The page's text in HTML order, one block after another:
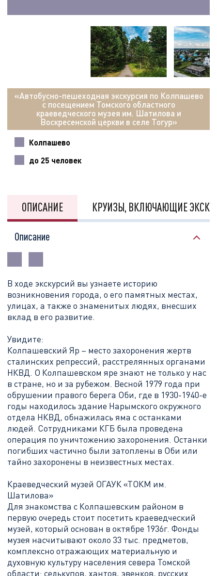
«Автобусно-пешеходная экскурсия по Колпашево
с посещением Томского областного
краеведческого музея им. Шатилова и
Воскресенской церкви в селе Тогур»
Колпашево
до 25 человек
ОПИСАНИЕ КРУИЗЫ, ВКЛЮЧАЮЩИЕ
Описание
В ходе экскурсий вы узнаете историю
возникновения города, о его памятных местах,
улицах, а также о знаменитых людях, внесших
вклад в его развитие.
Увидите:
Колпашевский Яр – место захоронения жертв
сталинских репрессий, расстрелянных органами
НКВД. О Колпашевском яре знают не только у нас
в стране, но и за рубежом. Весной 1979 года при
обрушении правого берега Оби, где в 1930-1940-е
годы находилось здание Нарымского окружного
отдела НКВД, обнажилась яма с останками
людей. Сотрудниками КГБ была проведена
операция по уничтожению захоронения. Останки
погибших частично были затоплены в Оби или
тайно захоронены в неизвестных местах.
Краеведческий музей ОГАУК «ТОКМ им.
Шатилова»
Для знакомства с Колпашевским районом в
первую очередь стоит посетить краеведческий
музей, который основан в октябре 1936г. Фонды
музея насчитывают около 33 тыс. предметов,
комплексно отражающих материальную и
духовную культуру населения севера Томской
области: селькупов, хантов, эвенков, русских